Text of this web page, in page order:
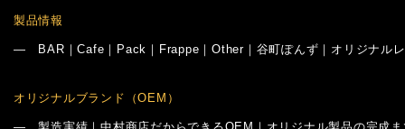
製品情報
― BAR ｜Cafe ｜ Pack ｜ Frappe ｜Other ｜ 谷町ぽんず ｜ オリジナル
オリジナルブランド（OEM）